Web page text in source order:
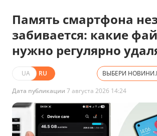
Память смартфона
забивается: какие
нужно регулярно
UA RU ВЫБЕРИ
Дата публикации 7 августа 2026 14:24